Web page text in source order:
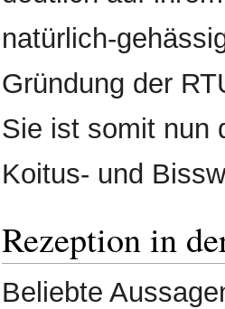
natürlich-
Gründung der
Sie ist somit nun
Koitus- und
Rezeption in
Beliebte